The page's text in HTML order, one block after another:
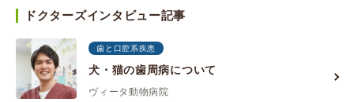
ドクターズインタビュー記事
歯と口腔系疾患
犬・猫の歯周病について
ヴィータ動物病院